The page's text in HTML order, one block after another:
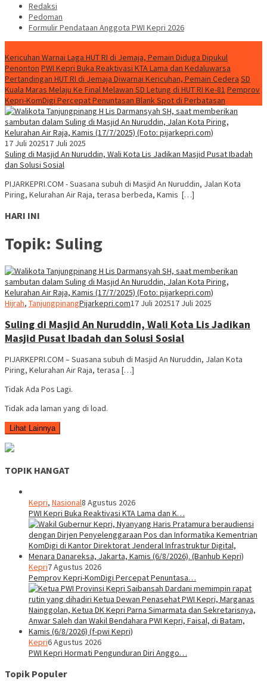
Redaksi
Pedoman
Formulir Pendataan Anggota PWI Kepri 2026
Kericuhan Warnai Laga HUT RI di Jemaja, Pemain Diduga Dipukul
Penonton PWI Kepri Buka Reaktivasi KTA Lama dan Kedaluwarsa
Pertandingan HUT RI di Jemaja Diwarnai Kericuhan, Pemain Cedera SD
Kuala Maras Melaju Ke Final Melawan SD Letung di HUT RI Ke-81 Pemprov
Kepri-KomDigi Percepat Penuntasan Blank Spot di Perbatasan
17 Juli 202517 Juli 2025
Suling di Masjid An Nuruddin, Wali Kota Lis Jadikan Masjid Pusat Ibadah
dan Solusi Sosial
PIJARKEPRI.COM - Suasana subuh di Masjid An Nuruddin, Jalan Kota
Piring, Kelurahan Air Raja, terasa berbeda, Kamis […]
HARI INI
Topik: Suling
Hijrah, TanjungpinangPijarkepri.com17 Juli 202517 Juli 2025
Suling di Masjid An Nuruddin, Wali Kota Lis Jadikan
Masjid Pusat Ibadah dan Solusi Sosial
PIJARKEPRI.COM – Suasana subuh di Masjid An Nuruddin, Jalan Kota
Piring, Kelurahan Air Raja, terasa […]
Tidak Ada Pos Lagi.
Tidak ada laman yang di load.
Lihat Lainnya
TOPIK HANGAT
Kepri, Nasional8 Agustus 2026
PWI Kepri Buka Reaktivasi KTA Lama dan K…
Kepri7 Agustus 2026
Pemprov Kepri-KomDigi Percepat Penuntasa…
Kepri6 Agustus 2026
PWI Kepri Hormati Pengunduran Diri Anggo…
Topik Populer